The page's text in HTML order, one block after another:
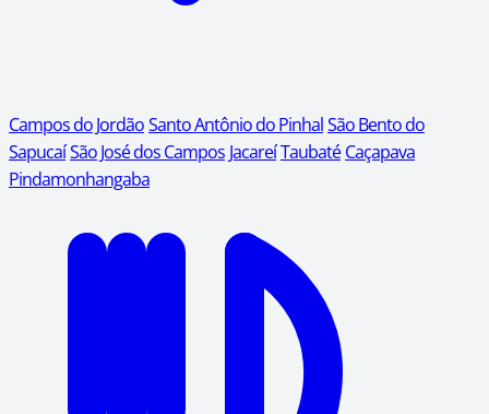
Campos do JordãoSanto Antônio do PinhalSão Bento do
SapucaíSão José dos Campos JacareíTaubaté Caçapava
Pindamonhangaba